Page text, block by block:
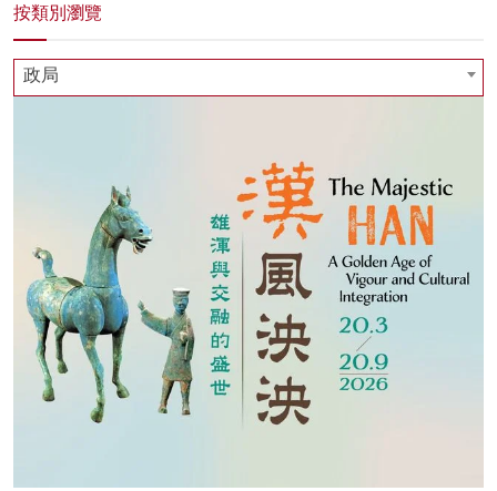
按類別瀏覽
政局